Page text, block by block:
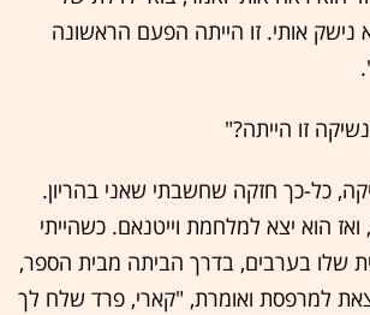
נישק אותי. זו הייתה הפעם הראשונה
נשיקה זו הייתה?"
כל-כך חזקה שחשבתי שאני בהריון.
ואז הוא יצא למלחמת וייטנאם. כשהייתי
שלו בערבים, בדרך הביתה מבית הספר,
למרפסת ואומרת, "קארי, פרד שלח לך